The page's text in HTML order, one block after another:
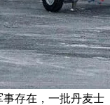
存在，一批丹麦士